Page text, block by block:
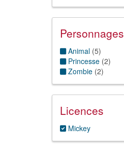
Personnages
Animal (5)
Princesse (2)
Zombie (2)
Licences
Mickey